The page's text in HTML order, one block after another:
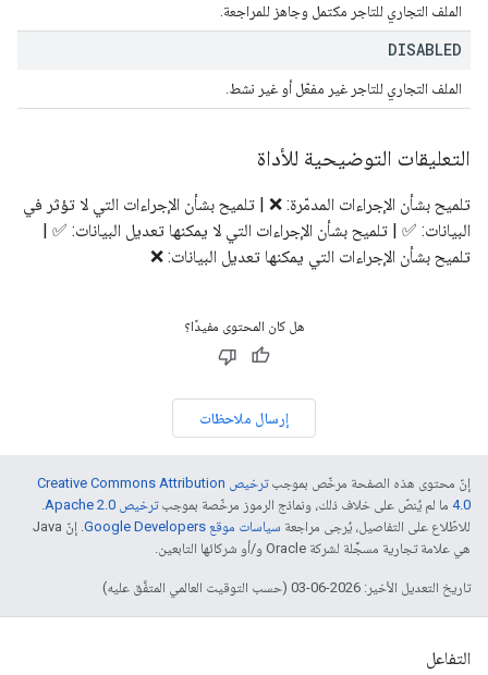
الملف التجاري للتاجر مكتمل وجاهز للمراجعة.
DISABLED
الملف التجاري للتاجر غير مفعّل أو غير نشط.
التعليقات التوضيحية للأداة
تلميح بشأن الإجراءات المدمّرة: ❌ | تلميح بشأن الإجراءات التي لا تؤثر في
البيانات: ✅ | تلميح بشأن الإجراءات التي لا يمكنها تعديل البيانات: ✅ |
تلميح بشأن الإجراءات التي يمكنها تعديل البيانات: ❌
هل كان المحتوى مفيدًا؟
إرسال ملاحظات
إنّ محتوى هذه الصفحة مرخّص بموجب
ترخيص Creative Commons Attribution
4.0‏ ما لم يُنصّ على خلاف ذلك، ونماذج الرموز مرخّصة بموجبترخيص Apache 2.0‏
.
للاطّلاع على التفاصيل، يُرجى مراجعة سياسات موقع Google Developers‏
. إنّ Java
هي علامة تجارية مسجَّلة لشركة Oracle و/أو شركائها التابعين.
تاريخ التعديل الأخير: 2026-06-03 (حسب التوقيت العالمي المتفَّق عليه)
التفاعل